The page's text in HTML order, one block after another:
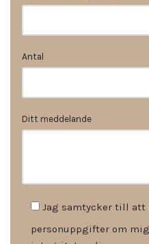
Antal
Ditt meddelande
Jag samtycker till att
personuppgifter om